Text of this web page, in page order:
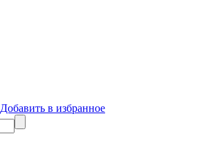
Добавить в избранное